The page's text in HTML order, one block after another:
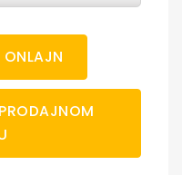
ONLAJN